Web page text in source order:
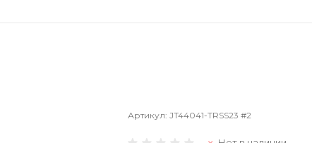
Артикул: JT44041-TRSS23 #2